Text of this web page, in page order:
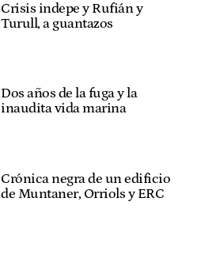
Crisis indepe y Rufián y
Turull, a guantazos
Dos años de la fuga y la
inaudita vida marina
Crónica negra de un edificio
de Muntaner, Orriols y ERC